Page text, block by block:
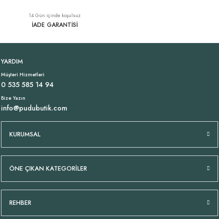
14 Gün içinde koşulsuz
İADE GARANTİSİ
YARDIM
Müşteri Hizmetleri
0 535 585 14 94
Bize Yazın
info@pudubutik.com
KURUMSAL
ÖNE ÇIKAN KATEGORİLER
REHBER